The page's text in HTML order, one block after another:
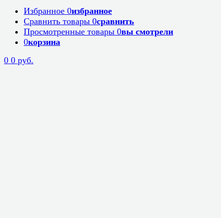
Избранное 0избранное
Сравнить товары 0сравнить
Просмотренные товары 0вы смотрели
0корзина
0 0 руб.